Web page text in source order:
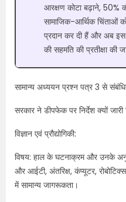
आरक्षण कोटा बढ़ाने, 50%
सामाजिक-आर्थिक चिंताओं
प्रदान कर दी हैं और अब इस
की सहमति की प्रतीक्षा की
सामान्य अध्ययन प्रश्न पत्र 3 से
सरकार ने डीपफेक पर निर्देश क्यों जारी
विज्ञान एवं प्रौद्योगिकी:
विषय: हाल के घटनाक्रम और उनके
और आईटी, अंतरिक्ष, कंप्यूटर,
में सामान्य जागरूकता।